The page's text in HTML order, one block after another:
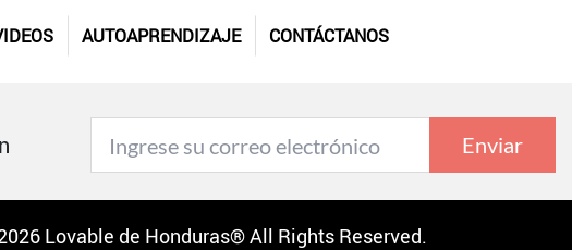
AUTOAPRENDIZAJE CONTÁCTANOS
Enviar
Lovable de Honduras® All Rights Reserved.